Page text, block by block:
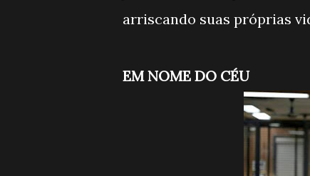
arriscando suas próprias
EM NOME DO CÉU